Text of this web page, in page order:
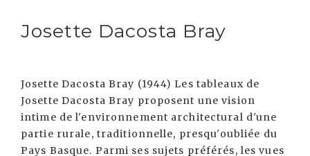
Josette Dacosta Bray
Josette Dacosta Bray (1944) Les tableaux de
Josette Dacosta Bray proposent une vision
intime de l'environnement architectural d'une
partie rurale, traditionnelle, presqu'oubliée du
Pays Basque. Parmi ses sujets préférés, les vues